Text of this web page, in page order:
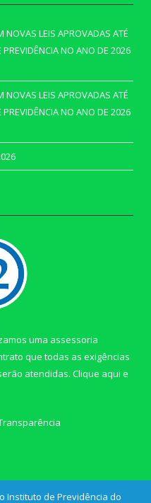
NOVAS LEIS APROVADAS ATÉ
NO ANO DE 2026
NOVAS LEIS APROVADAS ATÉ
NO ANO DE 2026
uma assessoria
que todas as exigências
atendidas. Clique aqui e
Instituto de Previdência do